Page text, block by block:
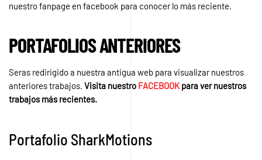
nuestro fanpage en facebook para conocer lo más reciente.
PORTAFOLIOS ANTERIORES
Seras redirigido a nuestra antigua web para visualizar nuestros
anteriores trabajos. Visita nuestro FACEBOOK para ver nuestros
trabajos más recientes.
Portafolio SharkMotions